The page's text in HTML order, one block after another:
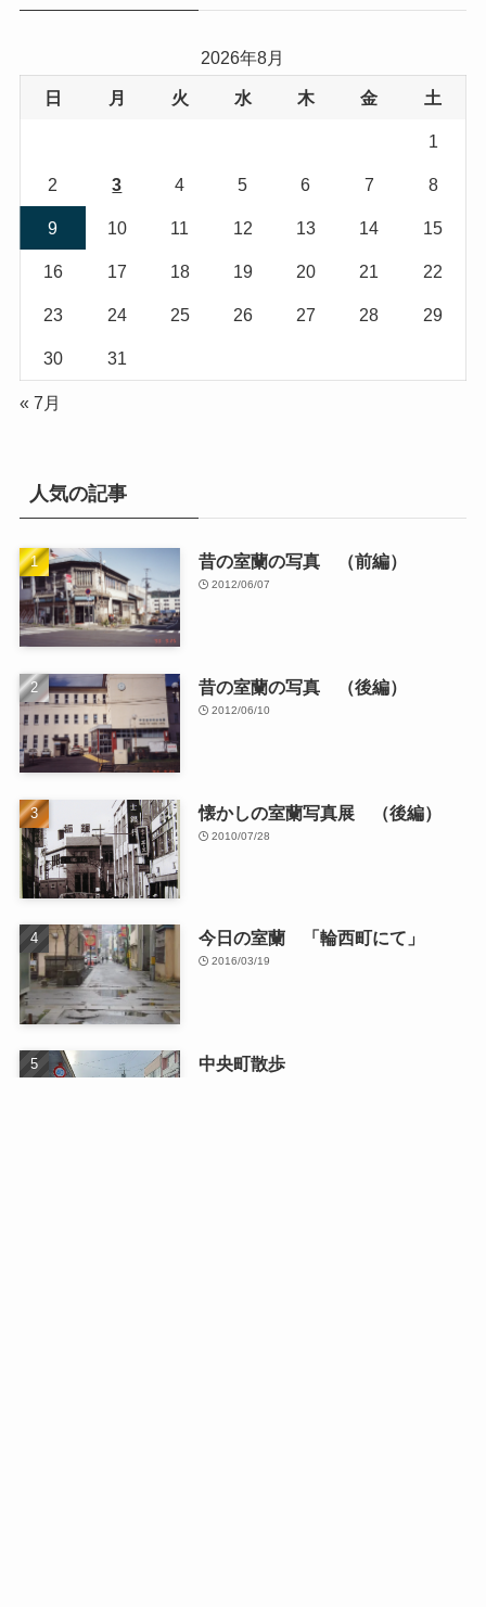
2026年8月
日 月 火 水 木 金 土
1
2 3 4 5 6 7 8
9 10 11 12 13 14 15
16 17 18 19 20 21 22
23 24 25 26 27 28 29
30 31
« 7月
人気の記事
昔の室蘭の写真 （前編）
2012/06/07
昔の室蘭の写真 （後編）
2012/06/10
懐かしの室蘭写真展 （後編）
2010/07/28
今日の室蘭 「輪西町にて」
2016/03/19
中央町散歩